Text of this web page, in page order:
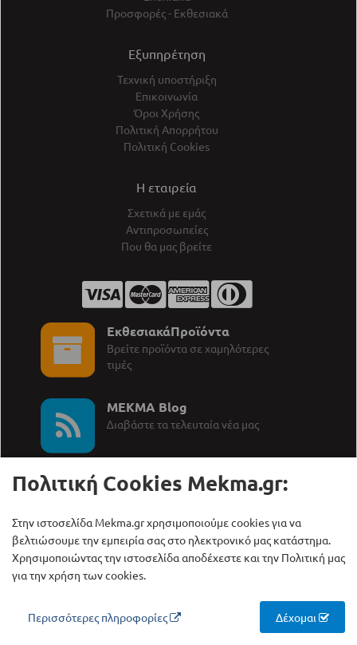
Προσφορές - Εκθεσιακά
Εξυπηρέτηση
Τεχνική υποστήριξη
Επικοινωνία
Όροι Χρήσης
Πολιτική Απορρήτου
Πολιτική Cookies
Η εταιρεία
Σχετικά με εμάς
Αντιπροσωπείες
Που θα μας βρείτε
ΕκθεσιακάΠροϊόντα
Βρείτε προϊόντα σε χαμηλότερες
τιμές
MEKMA Blog
∆ιαβάστε τα τελευταία νέα μας
Καλέστε μας:
+30 210 27 58 228
ΜΕΚΜΑ Α.Ε.
Γρηγορίου Λαμπράκη 21,
Λυκόβρυση Τ.Κ. 14123
Copyright © ΜΕΚΜΑ Α.Ε., 2000 - 2026
Πολιτική Cookies Mekma.gr:
Στην ιστοσελίδα Mekma.gr χρησιμοποιούμε cookies για να
βελτιώσουμε την εμπειρία σας στο ηλεκτρονικό μας κατάστημα.
Χρησιμοποιώντας την ιστοσελίδα αποδέχεστε και την Πολιτική μας
για την χρήση των cookies.
Περισσότερες πληροφορίες Δέχομαι